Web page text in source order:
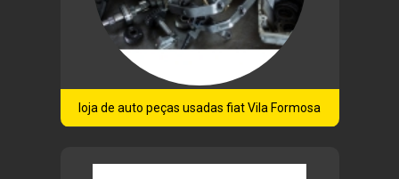
loja de auto peças usadas fiat Vila Formosa